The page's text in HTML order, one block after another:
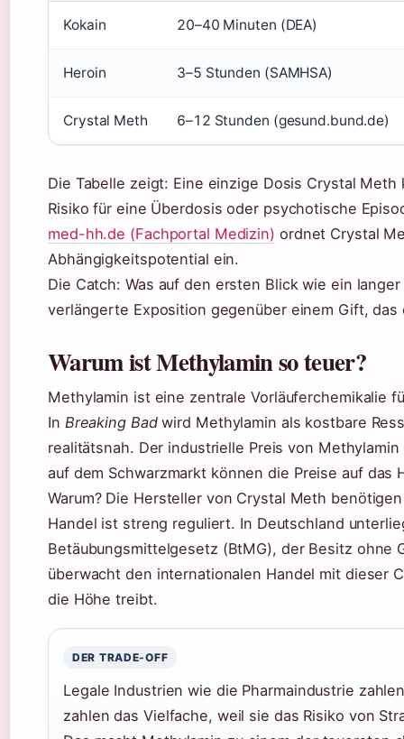
Kokain 20–40 Minuten (DEA)
Heroin 3–5 Stunden (SAMHSA)
Crystal Meth 6–12 Stunden (gesund.bund.de)
Die Tabelle zeigt: Eine einzige Dosis Crystal Meth
Risiko für eine Überdosis oder psychotische
med-hh.de (Fachportal Medizin) ordnet Crystal
Abhängigkeitspotential ein.
Die Catch: Was auf den ersten Blick wie ein
verlängerte Exposition gegenüber einem Gift, das
Warum ist Methylamin so teuer?
Methylamin ist eine zentrale Vorläuferchemikalie
In Breaking Badwird Methylamin als kostbare
realitätsnah. Der industrielle Preis von
auf dem Schwarzmarkt können die Preise auf das
Warum? Die Hersteller von Crystal Meth
Handel ist streng reguliert. In Deutschland
Betäubungsmittelgesetz (BtMG), der Besitz ohne
überwacht den internationalen Handel mit dieser
die Höhe treibt.
DER TRADE-OFF
Legale Industrien wie die Pharmaindustrie
zahlen das Vielfache, weil sie das Risiko von